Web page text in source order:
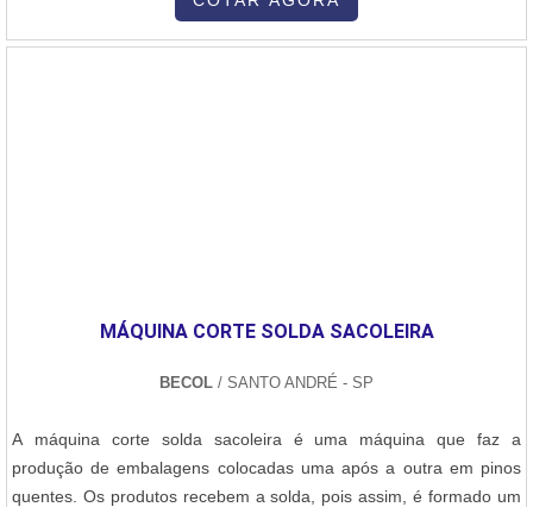
MÁQUINA CORTE SOLDA SACOLEIRA
BECOL / SANTO ANDRÉ - SP
A máquina corte solda sacoleira é uma máquina que faz a
produção de embalagens colocadas uma após a outra em pinos
quentes. Os produtos recebem a solda, pois assim, é formado um